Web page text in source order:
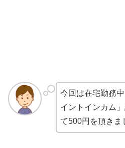
今回は在宅勤務
イントインカム
て500円を頂きま